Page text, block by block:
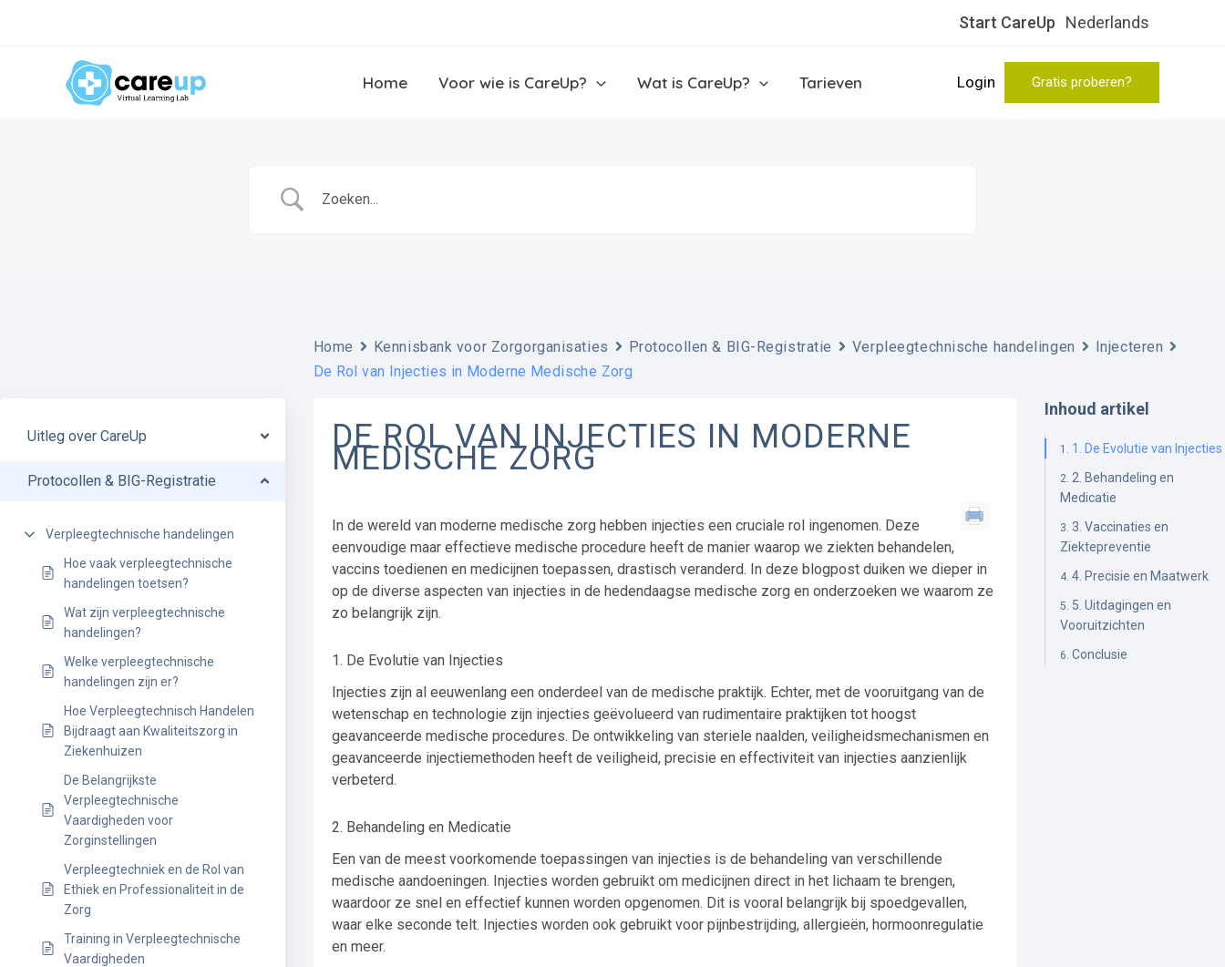
Start CareUp Nederlands
Home Voor wie is CareUp? Wat is CareUp? Tarieven Login Gratis proberen?
Uitleg over CareUp
Protocollen & BIG-Registratie
Verpleegtechnische handelingen
Hoe vaak verpleegtechnische
handelingen toetsen?
Wat zijn verpleegtechnische
handelingen?
Welke verpleegtechnische
handelingen zijn er?
Hoe Verpleegtechnisch Handelen
Bijdraagt aan Kwaliteitszorg in
Ziekenhuizen
De Belangrijkste
Verpleegtechnische
Vaardigheden voor
Zorginstellingen
Verpleegtechniek en de Rol van
Ethiek en Professionaliteit in de
Zorg
Training in Verpleegtechnische
Vaardigheden
Home Kennisbank voor Zorgorganisaties Protocollen & BIG-Registratie Verpleegtechnische handelingen
Injecteren
De Rol van Injecties in Moderne Medische Zorg
DE ROL VAN INJECTIES IN MODERNE
MEDISCHE ZORG
In de wereld van moderne medische zorg hebben injecties een cruciale rol ingenomen. Deze
eenvoudige maar effectieve medische procedure heeft de manier waarop we ziekten behandelen,
vaccins toedienen en medicijnen toepassen, drastisch veranderd. In deze blogpost duiken we dieper in
op de diverse aspecten van injecties in de hedendaagse medische zorg en onderzoeken we waarom ze
zo belangrijk zijn.
1. De Evolutie van Injecties
Injecties zijn al eeuwenlang een onderdeel van de medische praktijk. Echter, met de vooruitgang van de
wetenschap en technologie zijn injecties geëvolueerd van rudimentaire praktijken tot hoogst
geavanceerde medische procedures. De ontwikkeling van steriele naalden, veiligheidsmechanismen en
geavanceerde injectiemethoden heeft de veiligheid, precisie en effectiviteit van injecties aanzienlijk
verbeterd.
2. Behandeling en Medicatie
Een van de meest voorkomende toepassingen van injecties is de behandeling van verschillende
medische aandoeningen. Injecties worden gebruikt om medicijnen direct in het lichaam te brengen,
waardoor ze snel en effectief kunnen worden opgenomen. Dit is vooral belangrijk bij spoedgevallen,
waar elke seconde telt. Injecties worden ook gebruikt voor pijnbestrijding, allergieën, hormoonregulatie
en meer.
Inhoud artikel
1. De Evolutie van Injecties
2. Behandeling en
Medicatie
3. Vaccinaties en
Ziektepreventie
4. Precisie en Maatwerk
5. Uitdagingen en
Vooruitzichten
Conclusie